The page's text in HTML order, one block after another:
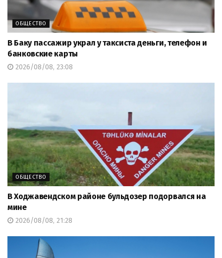
ОБЩЕСТВО
В Баку пассажир украл у таксиста деньги, телефон и
банковские карты
2026/08/08, 23:08
ОБЩЕСТВО
В Ходжавендском районе бульдозер подорвался на
мине
2026/08/08, 21:28